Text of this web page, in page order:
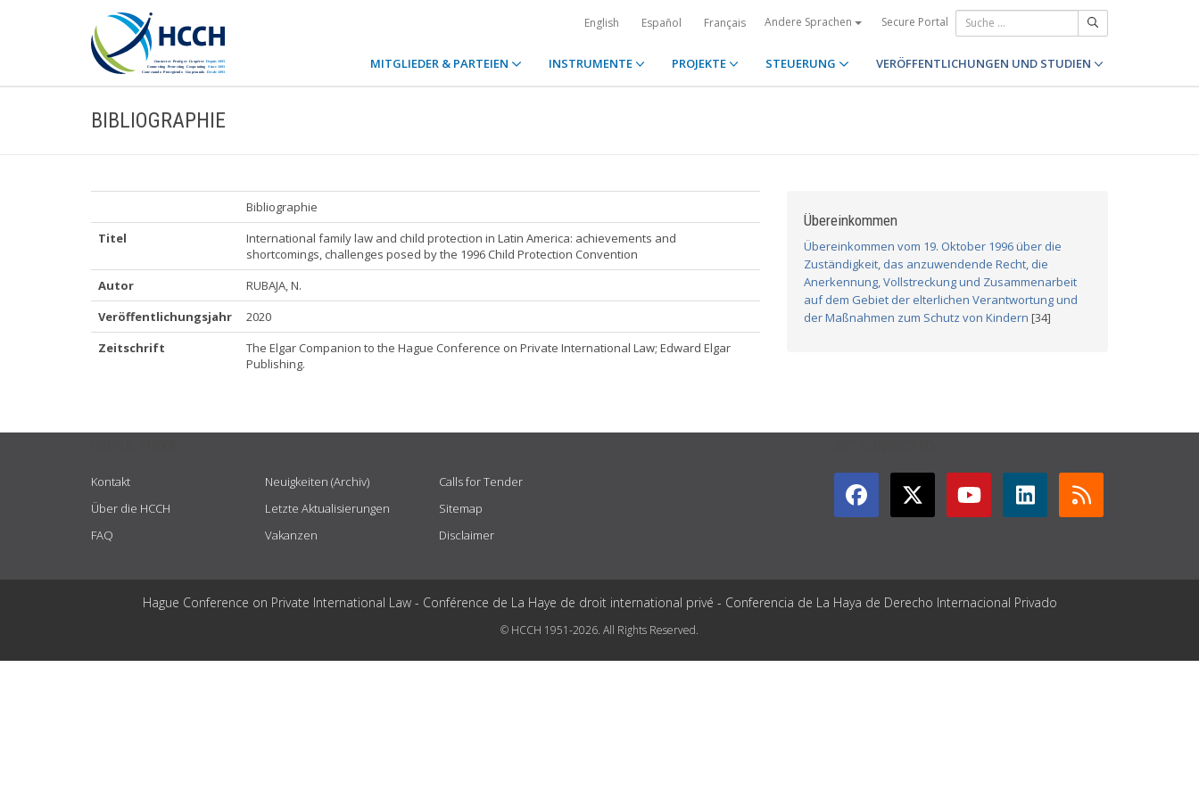
English Español Français Andere Sprachen Secure Portal
MITGLIEDER & PARTEIEN INSTRUMENTE PROJEKTE STEUERUNG VERÖFFENTLICHUNGEN UND STUDIEN
BIBLIOGRAPHIE
Bibliographie
Titel
International family law and child protection in Latin America: achievements and
shortcomings, challenges posed by the 1996 Child Protection Convention
Autor
RUBAJA, N.
Veröffentlichungsjahr
2020
Zeitschrift
The Elgar Companion to the Hague Conference on Private International Law; Edward Elgar
Publishing.
Übereinkommen
Übereinkommen vom 19. Oktober 1996 über die
Zuständigkeit, das anzuwendende Recht, die
Anerkennung, Vollstreckung und Zusammenarbeit
auf dem Gebiet der elterlichen Verantwortung und
der Maßnahmen zum Schutz von Kindern [34]
Kontakt
Über die HCCH
FAQ
Neuigkeiten (Archiv)
Letzte Aktualisierungen
Vakanzen
Calls for Tender
Sitemap
Disclaimer
Hague Conference on Private International Law - Conférence de La Haye de droit international privé - Conferencia de La Haya de Derecho Internacional Privado
© HCCH 1951-2026. All Rights Reserved.